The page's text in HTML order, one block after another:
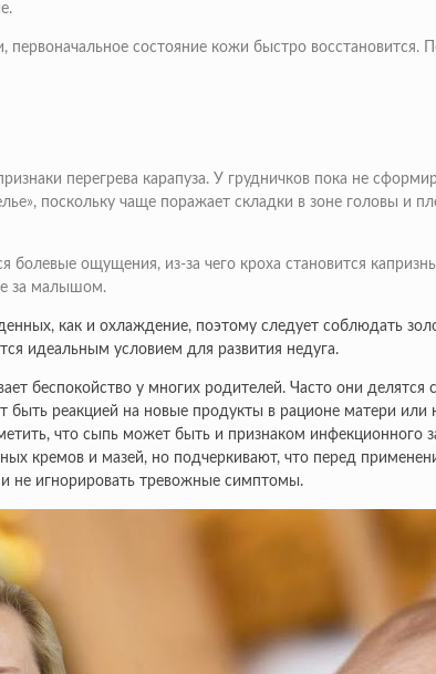
первоначальное состояние кожи быстро
перегрева карапуза. У грудничков пока не
поскольку чаще поражает складки в зоне головы и
болевые ощущения, из-за чего кроха становится
за малышом.
как и охлаждение, поэтому следует соблюдать
идеальным условием для развития недуга.
беспокойство у многих родителей. Часто они
реакцией на новые продукты в рационе матери
что сыпь может быть и признаком инфекционного
кремов и мазей, но подчеркивают, что перед
не игнорировать тревожные симптомы.